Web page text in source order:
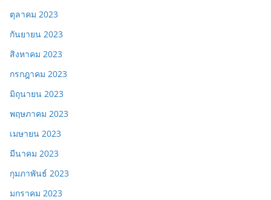
ตุลาคม 2023
กันยายน 2023
สิงหาคม 2023
กรกฎาคม 2023
มิถุนายน 2023
พฤษภาคม 2023
เมษายน 2023
มีนาคม 2023
กุมภาพันธ์ 2023
มกราคม 2023